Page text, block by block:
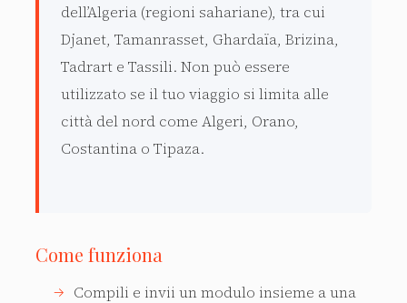
dell’Algeria (regioni sahariane), tra cui
Djanet, Tamanrasset, Ghardaïa, Brizina,
Tadrart e Tassili. Non può essere
utilizzato se il tuo viaggio si limita alle
città del nord come Algeri, Orano,
Costantina o Tipaza.
Come funziona
Compili e invii un modulo insieme a una